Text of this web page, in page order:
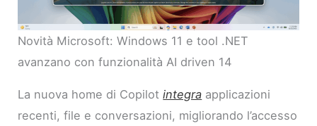
Novità Microsoft: Windows 11 e tool .NET
avanzano con funzionalità AI driven 14
La nuova home di Copilotintegra applicazioni
recenti, file e conversazioni, migliorando l’accesso